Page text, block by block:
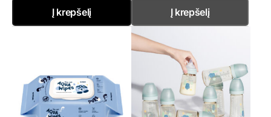
Į krepšelį Į krepšelį